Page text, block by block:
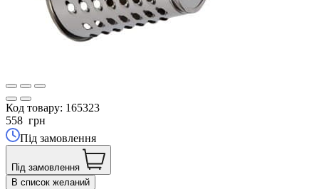
Код товару: 165323
558 грн
Під замовлення
Під замовлення
В список желаний